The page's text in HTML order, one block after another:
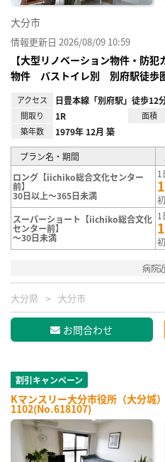
大分市
情報更新日 2026/08/09 10:59
【大型リノベーション物件・防
物件 バストイレ別 別府駅徒歩
アクセス 日豊本線「別府駅」徒歩12
間取り 1R 面積
築年数 1979年 12月 築
プラン名・期間
ロング【iichiko総合文化センター
前】
30日以上～365日未満
1
スーパーショート【iichiko総合文化
センター前】
～30日未満
1
病院
大分県 大分市
お問合わせ
割引キャンペーン
Kマンスリー大分市役所（大分城
1102(No.618107)